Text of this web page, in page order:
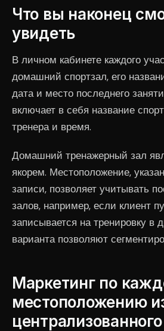
Что вы наконец
увидеть
В личном кабинете каждого
домашний спортзал, его
дата и место последнего
включает в себя название
тренера и время.
Домашний тренажерный зал
якорем. Местоположение,
записи, позволяет учитывать
залов, например, если клиент
записывается на тренировку в
варианта позволяют
Маркетинг по
местоположению